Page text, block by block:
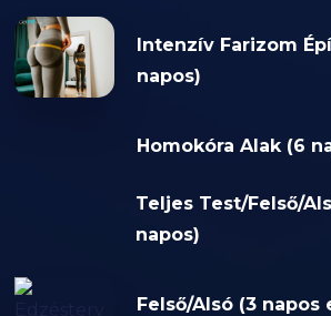
Intenzív Farizom
napos)
Homokóra Alak (6
Teljes Test/Felső/
napos)
Felső/Alsó (3 napos